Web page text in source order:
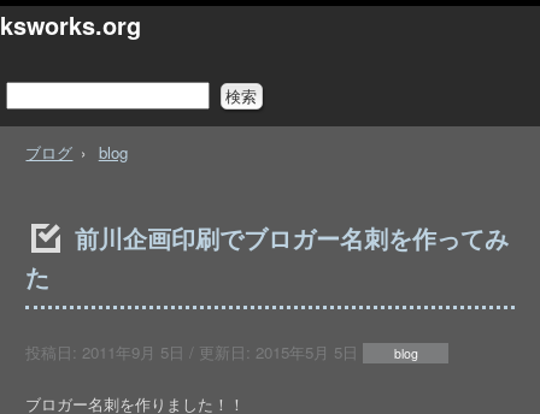
ksworks.org
ブログ blog
前川企画印刷でブロガー名刺を作ってみ
た
投稿日: 2011年9月 5日 / 更新日: 2015年5月 5日 blog
ブロガー名刺を作りました！！